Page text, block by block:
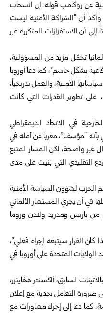
عن روكامب قوله: إن انسحاب
وأكد أن “الشراكة الأمنية ليست
أن الاستفزازات المتكررة غير
تحمّل مزيد من المسؤولية،
بشكل حاسم”، كما دعا أوروبا
الأمنية، والعمل تدريجياً،
على تطوير القدرات التي كانت
في الاتحاد الديمقراطي
بأنه “مؤسف”، معرباً عن أمله في
غير واضحة، لكن المسار المتبع
التقليدي التي بُنيت على مدى
الحزب لشؤون السياسة الأمنية
في أن يجري المستشار الألماني
باريس ومدريد ولندن وروما
القرار سيتبعه إجراء فعلي”،
المتحدة على أوروبا في
السابق، ألكسندر شفايتزر،
ضرورة التعامل بجدية مع إعلان
كما دعا إلى إجراء مشاورات مع